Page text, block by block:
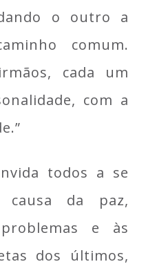
o outro a
comum.
cada um
com a
todos a se
causa da paz,
e às
dos últimos,